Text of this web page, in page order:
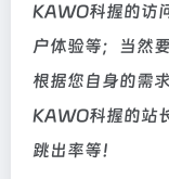
KAWO科握的访
户体验等；当然
根据您自身的需
KAWO科握的站
跳出率等！